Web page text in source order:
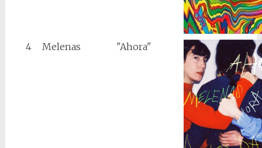
4 Melenas "Ahora"